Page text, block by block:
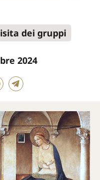
dei gruppi
2024